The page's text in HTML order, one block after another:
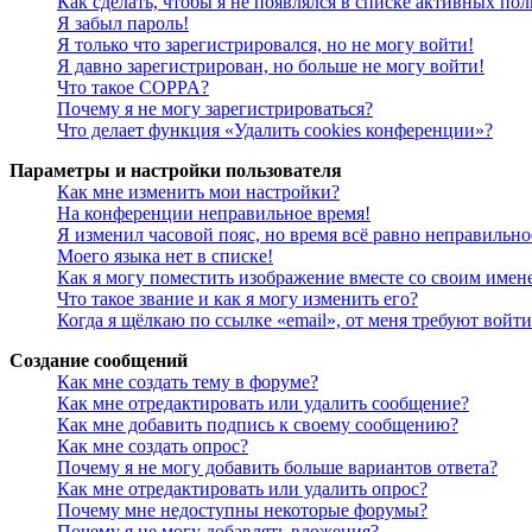
Я забыл пароль!
Я только что зарегистрировался, но не могу войти!
Я давно зарегистрирован, но больше не могу войти!
Что такое COPPA?
Почему я не могу зарегистрироваться?
Что делает функция «Удалить cookies конференции»?
Параметры и настройки пользователя
Как мне изменить мои настройки?
На конференции неправильное время!
Я изменил часовой пояс, но время всё равно
Моего языка нет в списке!
Как я могу поместить изображение вместе со своим
Что такое звание и как я могу изменить его?
Когда я щёлкаю по ссылке «email», от меня требуют
Создание сообщений
Как мне создать тему в форуме?
Как мне отредактировать или удалить сообщение?
Как мне добавить подпись к своему сообщению?
Как мне создать опрос?
Почему я не могу добавить больше вариантов ответа?
Как мне отредактировать или удалить опрос?
Почему мне недоступны некоторые форумы?